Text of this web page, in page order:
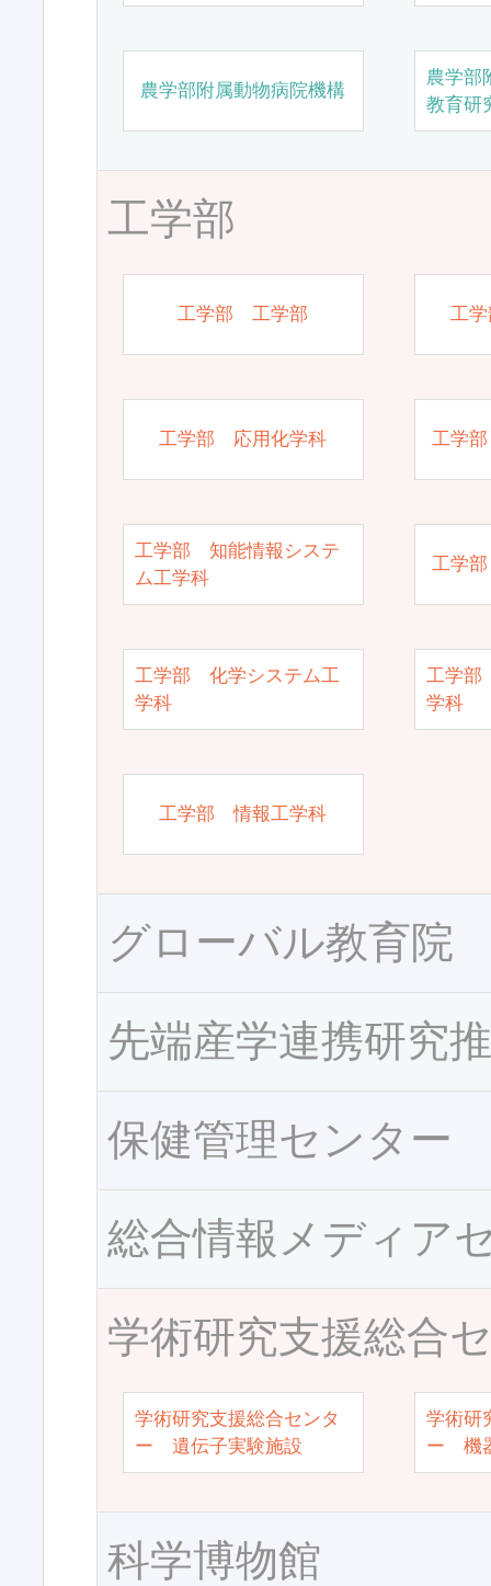
農学部附属動物病院機構
農学部
教育研
工学部
工学部 工学部 工
工学部 応用化学科 工学
工学部 知能情報システ
ム工学科
工学
工学部 化学システム工
学科
工学部
学科
工学部 情報工学科
グローバル教育院
先端産学連携研究
保健管理センター
総合情報メディア
学術研究支援総合
学術研究支援総合センタ
ー 遺伝子実験施設
学術研
ー 機
科学博物館